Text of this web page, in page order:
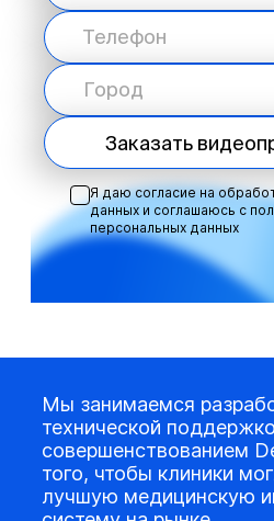
Заказать
Я даю согласие на
данных и соглашаюсь с
персональных данных
Мы занимаемся
технической
совершенствованием
того, чтобы клиники
лучшую медицинскую